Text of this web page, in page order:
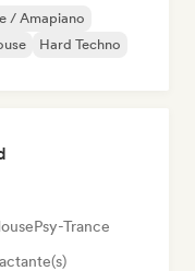
/ Amapiano
Hard Techno
Psy-Trance